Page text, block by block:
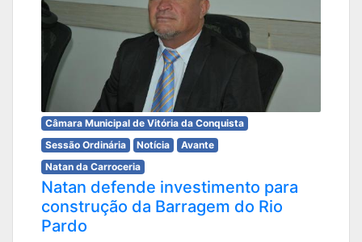
Câmara Municipal de Vitória da Conquista
Sessão Ordinária
Notícia
Avante
Natan da Carroceria
Natan defende investimento para
construção da Barragem do Rio
Pardo